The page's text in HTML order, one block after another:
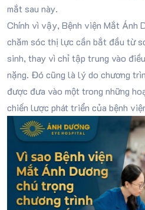
mắt sau này.
Chính vì vậy, Bệnh viện Mắt Ánh
chăm sóc thị lực cần bắt đầu từ
sinh, thay vì chỉ tập trung vào
nặng. Đó cũng là lý do chương
được đưa vào một trong những
chiến lược phát triển của bệnh